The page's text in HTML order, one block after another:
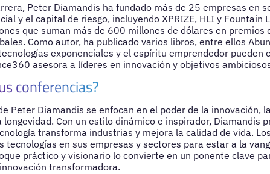
Peter Diamandis ha fundado más de 25 empresas en
y el capital de riesgo, incluyendo XPRIZE, HLI y Fountain
que suman más de 600 millones de dólares en premios
Como autor, ha publicado varios libros, entre ellos
exponenciales y el espíritu emprendedor pueden
asesora a líderes en innovación y objetivos
conferencias?
Peter Diamandis se enfocan en el poder de la innovación,
longevidad. Con un estilo dinámico e inspirador, Diamandis
transforma industrias y mejora la calidad de vida.
tecnologías en sus empresas y sectores para estar a la
práctico y visionario lo convierte en un ponente clave
transformadora.